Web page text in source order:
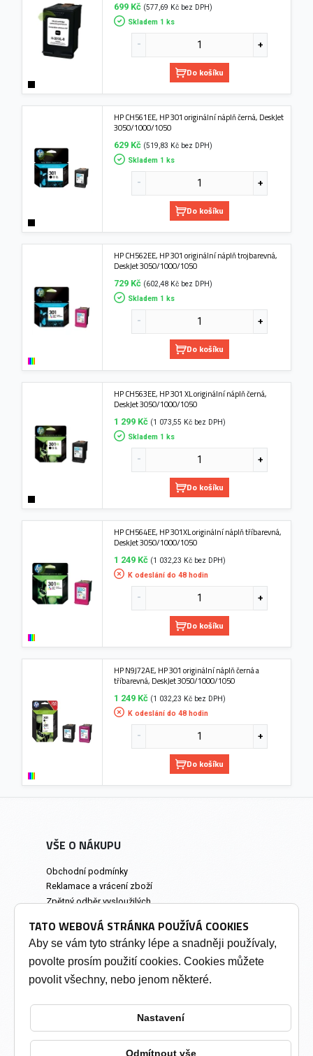
699 Kč (577,69 Kč bez DPH)
Skladem 1 ks
Do košíku
HP CH561EE, HP 301 originální náplň černá, DeskJet
3050/1000/1050
629 Kč (519,83 Kč bez DPH)
Skladem 1 ks
Do košíku
HP CH562EE, HP 301 originální náplň trojbarevná,
DeskJet 3050/1000/1050
729 Kč (602,48 Kč bez DPH)
Skladem 1 ks
Do košíku
HP CH563EE, HP 301 XL originální náplň černá,
DeskJet 3050/1000/1050
1 299 Kč (1 073,55 Kč bez DPH)
Skladem 1 ks
Do košíku
HP CH564EE, HP 301XL originální náplň tříbarevná,
DeskJet 3050/1000/1050
1 249 Kč (1 032,23 Kč bez DPH)
K odeslání do 48 hodin
Do košíku
HP N9J72AE, HP 301 originální náplň černá a
tříbarevná, DeskJet 3050/1000/1050
1 249 Kč (1 032,23 Kč bez DPH)
K odeslání do 48 hodin
Do košíku
VŠE O NÁKUPU
Obchodní podmínky
Reklamace a vrácení zboží
Zpětný odběr vysloužilých
Prodejna a osobní odběr
INFORMACE
Změnit nastavení cookies
TATO WEBOVÁ STRÁNKA POUŽÍVÁ COOKIES
Aby se vám tyto stránky lépe a snadněji používaly,
povolte prosím použití cookies. Cookies můžete
povolit všechny, nebo jenom některé.
Nastavení
Odmítnout vše